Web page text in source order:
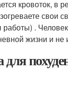
кровоток, в
свои
работы) .
жизни и
для